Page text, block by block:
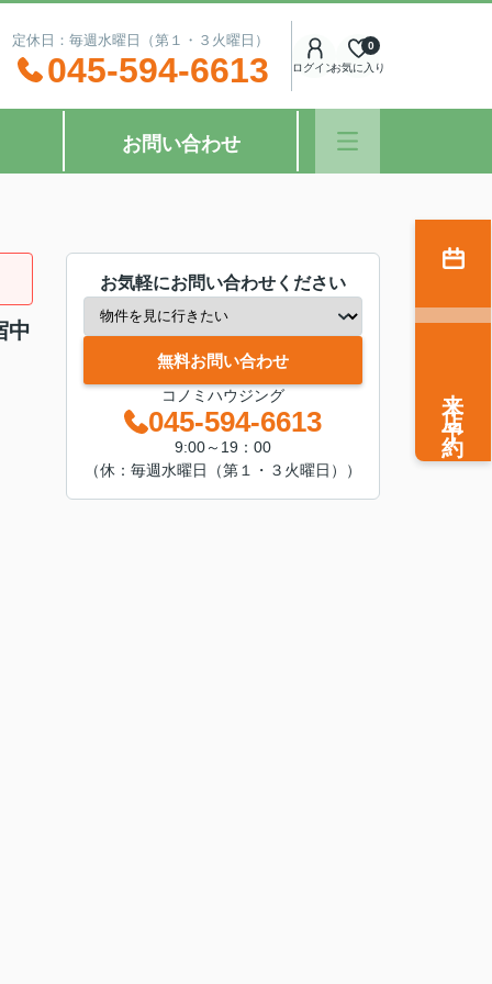
休日：毎週水曜日（第１・３火曜日）
045-594-6613 ログインお気に入り
0
お問い合わせ
中
お気軽にお問い合わせください
無料お問い合わせ
コノミハウジング
045-594-6613
9:00～19：00
（休：毎週水曜日（第１・３火曜日））
来店予約